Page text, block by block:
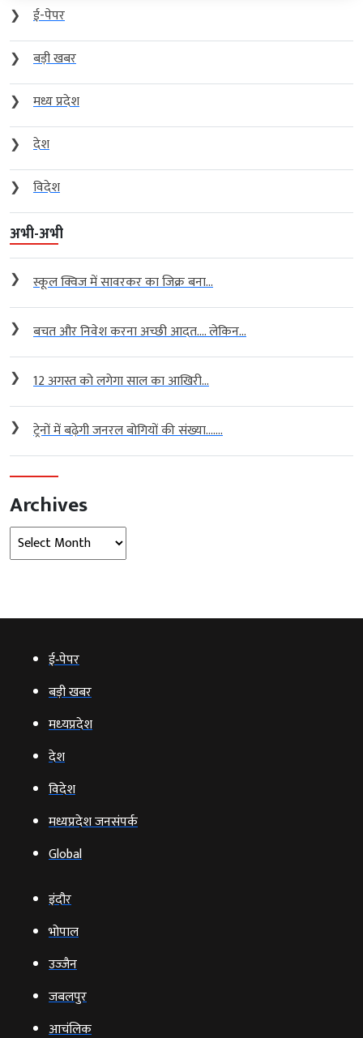
❯
ई-पेपर
❯
बड़ी खबर
❯
मध्य प्रदेश
❯
देश
❯
विदेश
अभी-अभी
❯ स्कूल क्विज में सावरकर का जिक्र बना...
❯ बचत और निवेश करना अच्छी आदत…. लेकिन...
❯ 12 अगस्त को लगेगा साल का आखिरी...
❯ ट्रेनों में बढ़ेगी जनरल बोगियों की संख्या…....
Archives
Archives
ई‑पेपर
बड़ी खबर
मध्‍यप्रदेश
देश
विदेश
मध्यप्रदेश जनसंपर्क
Global
इंदौर
भोपाल
उज्‍जैन
जबलपुर
आचंलिक